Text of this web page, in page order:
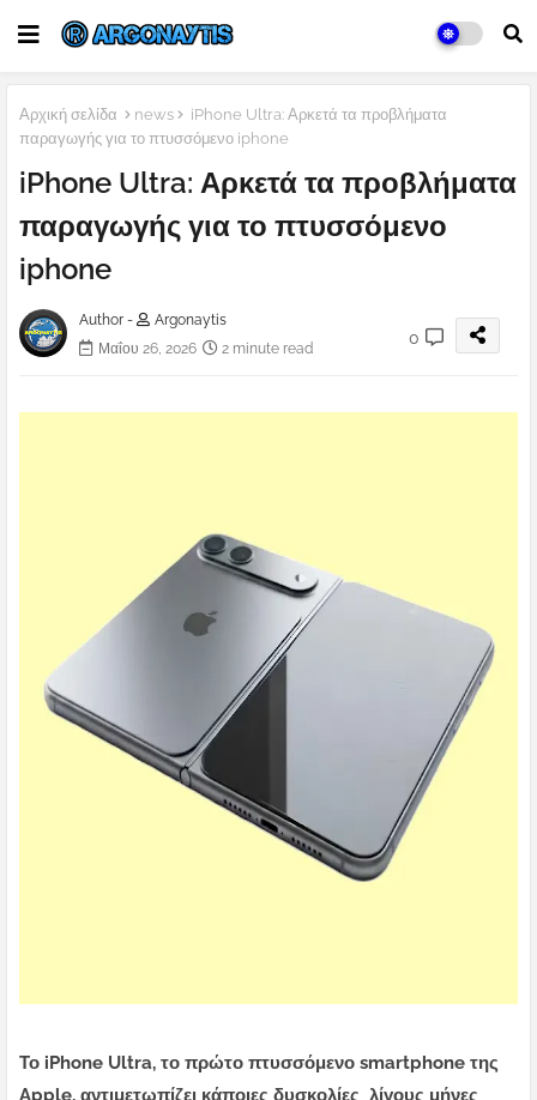
Αρχική σελίδα news
iPhone Ultra: Αρκετά τα προβλήματα
παραγωγής για το πτυσσόμενο iphone
iPhone Ultra: Αρκετά τα προβλήματα
παραγωγής για το πτυσσόμενο
iphone
Author -
Argonaytis
Μαΐου 26, 2026
2 minute read
0
Το iPhone Ultra, το πρώτο πτυσσόμενο smartphone της
Apple, αντιμετωπίζει κάποιες δυσκολίες λίγους μήνες